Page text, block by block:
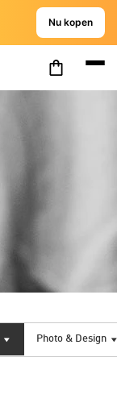
Nu kopen
Photo & Design